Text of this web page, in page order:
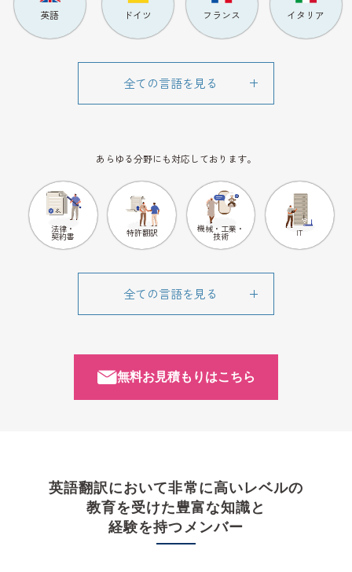
英語 ドイツ フランス イタリア
あらゆる分野にも対応しております。
法律・
契約書 特許翻訳 機械・工業・
技術 IT
無料お見積もりはこちら
英語翻訳において非常に高いレベルの
教育を受けた豊富な知識と
経験を持つメンバー